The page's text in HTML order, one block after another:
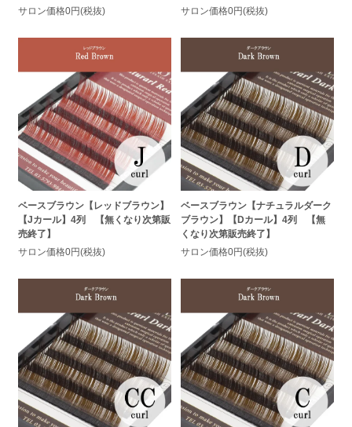
サロン価格0円(税抜)
サロン価格0円(税抜)
ベースブラウン【レッドブラウン】
【Jカール】4列 【無くなり次第販
売終了】
サロン価格0円(税抜)
ベースブラウン【ナチュラルダーク
ブラウン】【Dカール】4列 【無
くなり次第販売終了】
サロン価格0円(税抜)